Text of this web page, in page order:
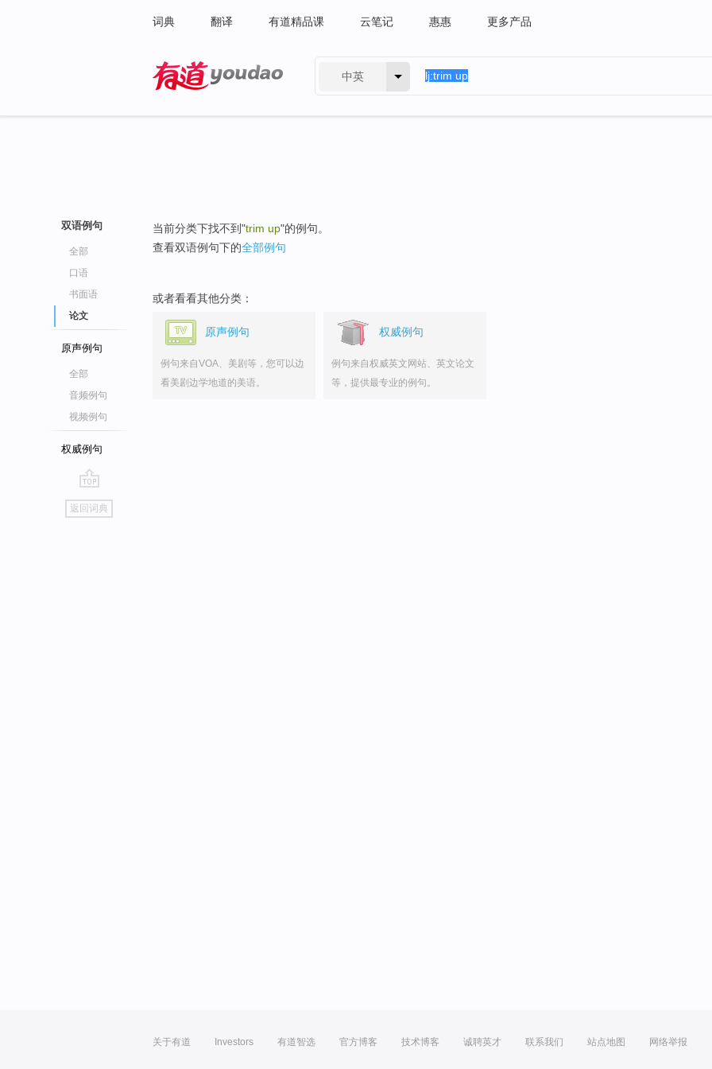
词典 翻译 有道精品课 云笔记 惠惠 更多产品
中英
双语例句
全部
口语
书面语
论文
原声例句
全部
音频例句
视频例句
权威例句
go
top
返回词典
当前分类下找不到"trim up"的例句。
查看双语例句下的全部例句
或者看看其他分类：
原声例句
例句来自VOA、美剧等，您可以边
看美剧边学地道的美语。
权威例句
例句来自权威英文网站、英文论文
等，提供最专业的例句。
关于有道 Investors 有道智选 官方博客 技术博客 诚聘英才 联系我们 站点地图 网络举报